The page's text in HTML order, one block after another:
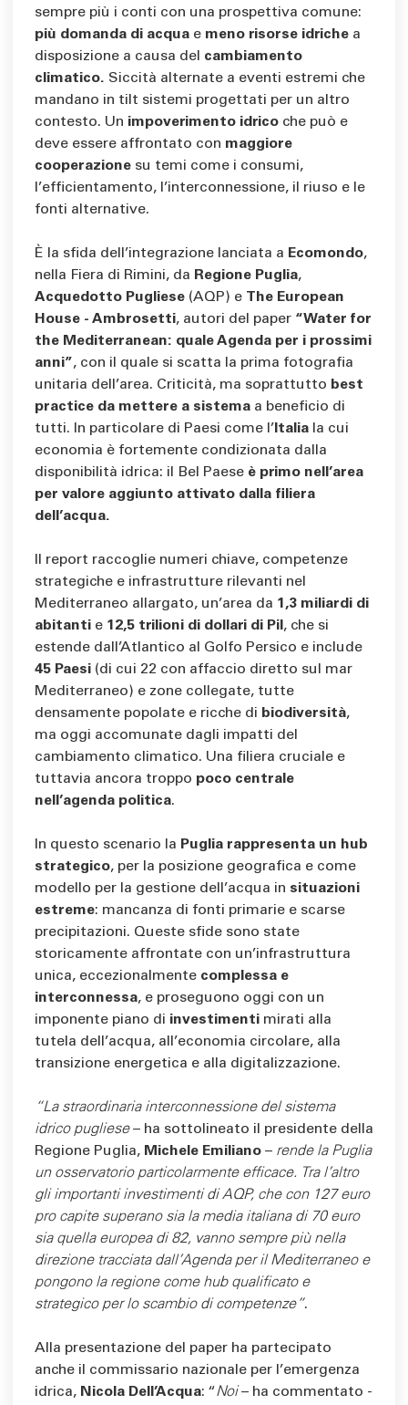
sempre più i conti con una prospettiva comune:
più domanda di acqua e meno risorse idriche a
disposizione a causa del cambiamento
climatico. Siccità alternate a eventi estremi che
mandano in tilt sistemi progettati per un altro
contesto. Un impoverimento idrico che può e
deve essere affrontato con maggiore
cooperazione su temi come i consumi,
l’efficientamento, l’interconnessione, il riuso e le
fonti alternative.
È la sfida dell’integrazione lanciata a Ecomondo,
nella Fiera di Rimini, da Regione Puglia,
Acquedotto Pugliese (AQP) e The European
House - Ambrosetti, autori del paper “Water for
the Mediterranean: quale Agenda per i prossimi
anni”, con il quale si scatta la prima fotografia
unitaria dell’area. Criticità, ma soprattutto best
practice da mettere a sistema a beneficio di
tutti. In particolare di Paesi come l’ Italia la cui
economia è fortemente condizionata dalla
disponibilità idrica: il Bel Paese è primo nell’area
per valore aggiunto attivato dalla filiera
dell’acqua.
Il report raccoglie numeri chiave, competenze
strategiche e infrastrutture rilevanti nel
Mediterraneo allargato, un’area da 1,3 miliardi di
abitanti e 12,5 trilioni di dollari di Pil , che si
estende dall’Atlantico al Golfo Persico e include
45 Paesi (di cui 22 con affaccio diretto sul mar
Mediterraneo) e zone collegate, tutte
densamente popolate e ricche di biodiversità,
ma oggi accomunate dagli impatti del
cambiamento climatico. Una filiera cruciale e
tuttavia ancora troppo poco centrale
nell’agenda politica.
In questo scenario la Puglia rappresenta un hub
strategico, per la posizione geografica e come
modello per la gestione dell’acqua in situazioni
estreme: mancanza di fonti primarie e scarse
precipitazioni. Queste sfide sono state
storicamente affrontate con un’infrastruttura
unica, eccezionalmente complessa e
interconnessa, e proseguono oggi con un
imponente piano di investimenti mirati alla
tutela dell’acqua, all’economia circolare, alla
transizione energetica e alla digitalizzazione.
“La straordinaria interconnessione del sistema
idrico pugliese– ha sottolineato il presidente della
Regione Puglia, Michele Emiliano – rende la Puglia
un osservatorio particolarmente efficace. Tra l’altro
gli importanti investimenti di AQP, che con 127 euro
pro capite superano sia la media italiana di 70 euro
sia quella europea di 82, vanno sempre più nella
direzione tracciata dall’Agenda per il Mediterraneo e
pongono la regione come hub qualificato e
strategico per lo scambio di competenze”.
Alla presentazione del paper ha partecipato
anche il commissario nazionale per l’emergenza
idrica, Nicola Dell’Acqua: “ Noi– ha commentato -